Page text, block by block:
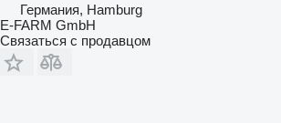
Германия, Hamburg
E-FARM GmbH
Связаться с продавцом